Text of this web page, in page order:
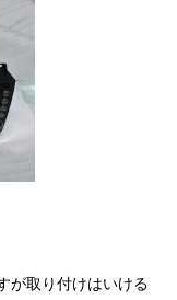
が取り付けはいける